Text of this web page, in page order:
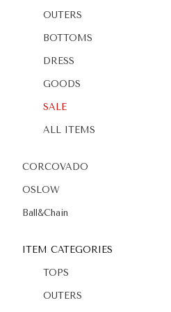
OUTERS
BOTTOMS
DRESS
GOODS
SALE
ALL ITEMS
CORCOVADO
OSLOW
Ball&Chain
ITEM CATEGORIES
TOPS
OUTERS